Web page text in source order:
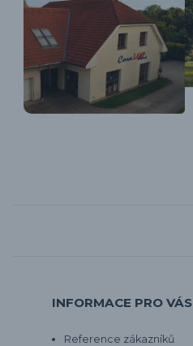
INFORMACE PRO VÁS
Reference zákazníků